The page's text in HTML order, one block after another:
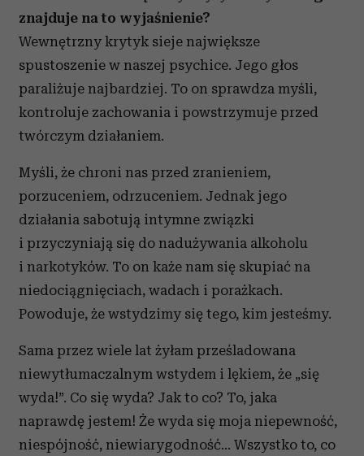
znajduje na to wyjaśnienie?
Wewnętrzny krytyk sieje największe
spustoszenie w naszej psychice. Jego głos
paraliżuje najbardziej. To on sprawdza myśli,
kontroluje zachowania i powstrzymuje przed
twórczym działaniem.
Myśli, że chroni nas przed zranieniem,
porzuceniem, odrzuceniem. Jednak jego
działania sabotują intymne związki
i przyczyniają się do nadużywania alkoholu
i narkotyków. To on każe nam się skupiać na
niedociągnięciach, wadach i porażkach.
Powoduje, że wstydzimy się tego, kim jesteśmy.
Sama przez wiele lat żyłam prześladowana
niewytłumaczalnym wstydem i lękiem, że „się
wyda!”. Co się wyda? Jak to co? To, jaka
naprawdę jestem! Że wyda się moja niepewność,
niespójność, niewiarygodność... Wszystko to, co